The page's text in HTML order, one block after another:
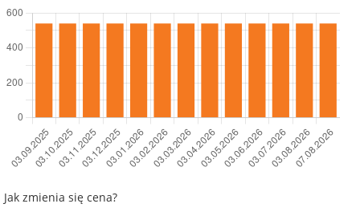
Jak zmienia się cena?